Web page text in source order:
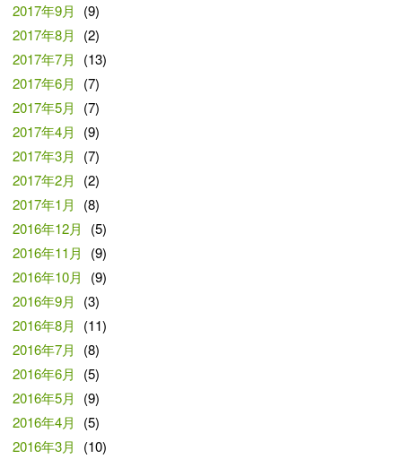
2017年9月
(9)
2017年8月
(2)
2017年7月
(13)
2017年6月
(7)
2017年5月
(7)
2017年4月
(9)
2017年3月
(7)
2017年2月
(2)
2017年1月
(8)
2016年12月
(5)
2016年11月
(9)
2016年10月
(9)
2016年9月
(3)
2016年8月
(11)
2016年7月
(8)
2016年6月
(5)
2016年5月
(9)
2016年4月
(5)
2016年3月
(10)